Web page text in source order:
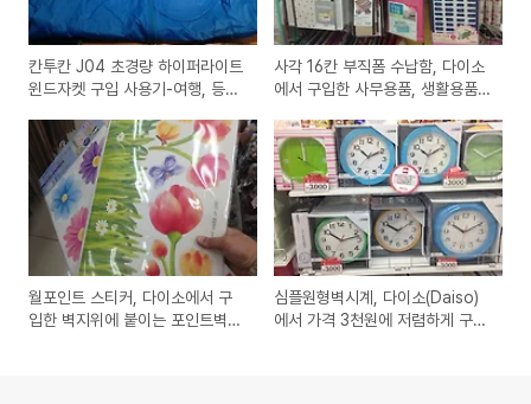
칸투칸 J04 초경량 하이퍼라이트
윈드자켓 구입 사용기-여행, 등산,
사각 16칸 부직폼 수납함, 다이소
에서 구입한 사무용품, 생활용품
월포인트 스티커, 다이소에서 구
입한 벽지위에 붙이는 포인트벽지
심플원형벽시계, 다이소(Daiso)
에서 가격 3천원에 저렴하게 구입